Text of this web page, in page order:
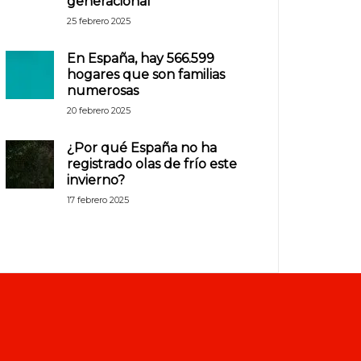
25 febrero 2025
En España, hay 566.599
hogares que son familias
numerosas
20 febrero 2025
¿Por qué España no ha
registrado olas de frío este
invierno?
17 febrero 2025